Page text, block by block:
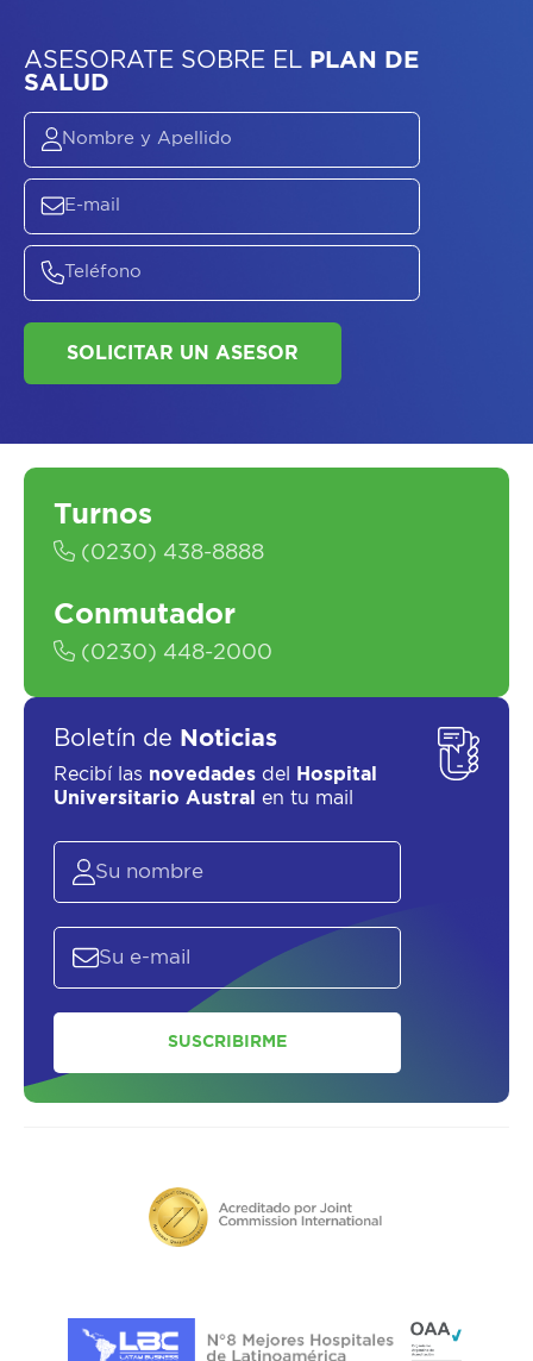
ASESORATE SOBRE
SALUD
Turnos
(0230) 438-8888
Conmutador
(0230) 448-2000
Boletín de Noticias
Recibí las novedades del
Hospital
Universitario Austral
en tu mail
SUSCRIBIRME